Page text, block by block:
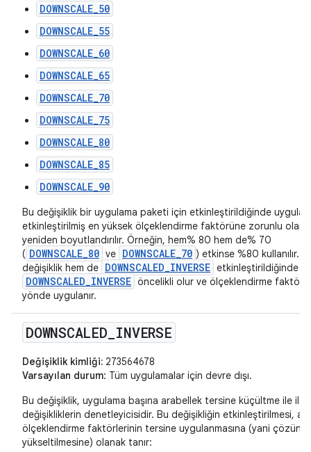
DOWNSCALE_50
DOWNSCALE_55
DOWNSCALE_60
DOWNSCALE_65
DOWNSCALE_70
DOWNSCALE_75
DOWNSCALE_80
DOWNSCALE_85
DOWNSCALE_90
Bu değişiklik bir uygulama paketi için etkinleştirildiğinde
etkinleştirilmiş en yüksek ölçeklendirme faktörüne zorunlu
yeniden boyutlandırılır. Örneğin, hem% 80 hem de% 70
( DOWNSCALE_80 ve DOWNSCALE_70 ) etkinse %80 kullanılır.
değişiklik hem de DOWNSCALED_INVERSE etkinleştirildiğinde
DOWNSCALED_INVERSE öncelikli olur ve ölçeklendirme
yönde uygulanır.
DOWNSCALED INVERSE
Değişiklik kimliği: 273564678
Varsayılan durum: Tüm uygulamalar için devre dışı.
Bu değişiklik, uygulama başına arabellek tersine küçültme ile
değişikliklerin denetleyicisidir. Bu değişikliğin etkinleştirilmesi,
ölçeklendirme faktörlerinin tersine uygulanmasına (yani
yükseltilmesine) olanak tanır: